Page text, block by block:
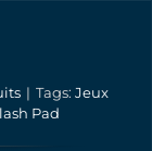
| Tags: Jeux
Pad